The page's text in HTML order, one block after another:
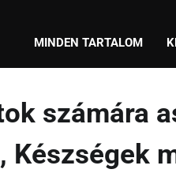
MINDEN TARTALOM
számára
Készségek